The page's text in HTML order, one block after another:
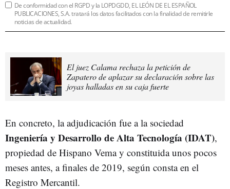
De conformidad con el RGPD y la LOPDGDD, EL LEÓN DE EL ESPAÑOL
PUBLICACIONES, S.A. tratará los datos facilitados con la finalidad de remitirle
noticias de actualidad.
El juez Calama rechaza la petición de
Zapatero de aplazar su declaración sobre las
joyas halladas en su caja fuerte
En concreto, la adjudicación fue a la sociedad
Ingeniería y Desarrollo de Alta Tecnología (IDAT),
propiedad de Hispano Vema y constituida unos pocos
meses antes, a finales de 2019, según consta en el
Registro Mercantil.